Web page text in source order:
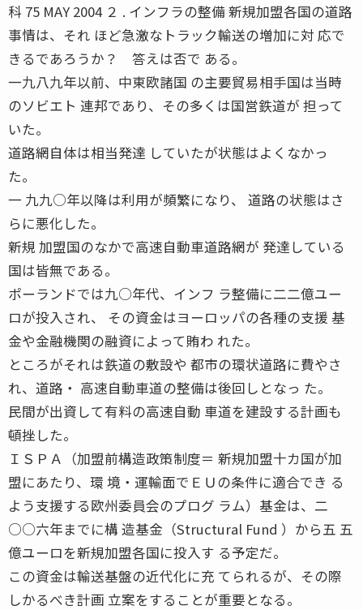
科 75 MAY 2004 ２ . インフラの整備 新規加盟各国の道路
事情は、それ ほど急激なトラック輸送の増加に対 応で
きるであろうか？ 答えは否で ある。
一九八九年以前、中東欧諸国 の主要貿易相手国は当時
のソビエト 連邦であり、その多くは国営鉄道が 担って
いた。
道路網自体は相当発達 していたが状態はよくなかっ
た。
一 九九○年以降は利用が頻繁になり、 道路の状態はさ
らに悪化した。
新規 加盟国のなかで高速自動車道路網が 発達している
国は皆無である。
ポーランドでは九○年代、インフ ラ整備に二二億ユー
ロが投入され、 その資金はヨーロッパの各種の支援 基
金や金融機関の融資によって賄わ れた。
ところがそれは鉄道の敷設や 都市の環状道路に費やさ
れ、道路・ 高速自動車道の整備は後回しとなっ た。
民間が出資して有料の高速自動 車道を建設する計画も
頓挫した。
ＩＳＰＡ（加盟前構造政策制度＝ 新規加盟十カ国が加
盟にあたり、環 境・運輸面でＥＵの条件に適合でき る
よう支援する欧州委員会のプログ ラム）基金は、二
○○六年までに構 造基金（Structural Fund ）から五 五
億ユーロを新規加盟各国に投入す る予定だ。
この資金は輸送基盤の近代化に充 てられるが、その際
しかるべき計画 立案をすることが重要となる。